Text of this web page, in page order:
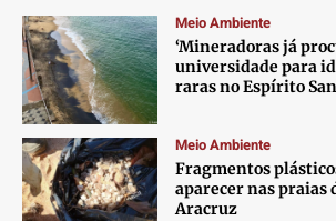
Meio Ambiente
‘Mineradoras já
universidade para
raras no Espírito
Meio Ambiente
Fragmentos
aparecer nas praias
Aracruz